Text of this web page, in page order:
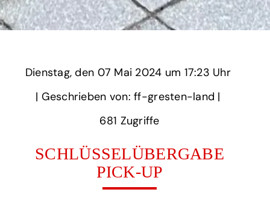
Dienstag,
‎| Geschrieben von: ff-gresten-land | ‎
681‏‏‎ ‎Zugriffe
SCHLÜSSELÜBERGABE
PICK-UP